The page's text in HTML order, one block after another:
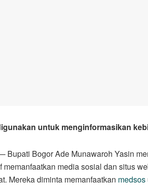
untuk menginformasikan
Bupati Bogor Ade Munawaroh Yasin
memanfaatkan media sosial dan situs
Mereka diminta memanfaatkan medsos